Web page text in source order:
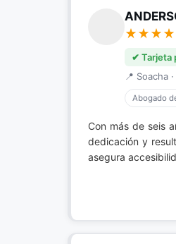
✔ Tarjeta
📍 Soacha
Abogado
Con más de seis
dedicación y
asegura